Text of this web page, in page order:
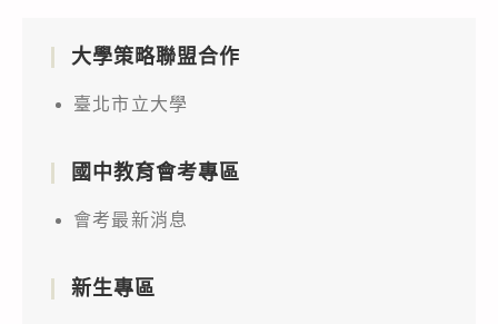
大學策略聯盟合作
臺北市立大學
國中教育會考專區
會考最新消息
新生專區